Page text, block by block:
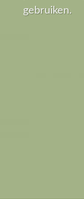
gebruiken.